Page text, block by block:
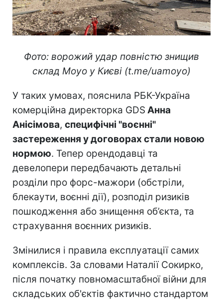
Фото: ворожий удар повністю знищив
склад Moyo у Києві (t.me/uamoyo)
У таких умовах, пояснила РБК-Україна
комерційна директорка GDS Анна
Анісімова, специфічні "воєнні"
застереження у договорах стали новою
нормою. Тепер орендодавці та
девелопери передбачають детальні
розділи про форс-мажори (обстріли,
блекаути, воєнні дії), розподіл ризиків
пошкодження або знищення об’єкта, та
страхування воєнних ризиків.
Змінилися і правила експлуатації самих
комплексів. За словами Наталії Сокирко,
після початку повномасштабної війни для
складських об'єктів фактично стандартом